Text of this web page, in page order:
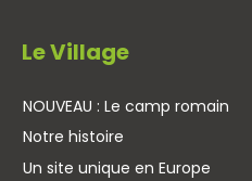
Le Village
NOUVEAU : Le camp romain
Notre histoire
Un site unique en Europe